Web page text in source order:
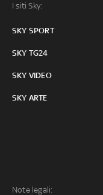
I siti Sky:
SKY SPORT
SKY TG24
SKY VIDEO
SKY ARTE
Note legali: